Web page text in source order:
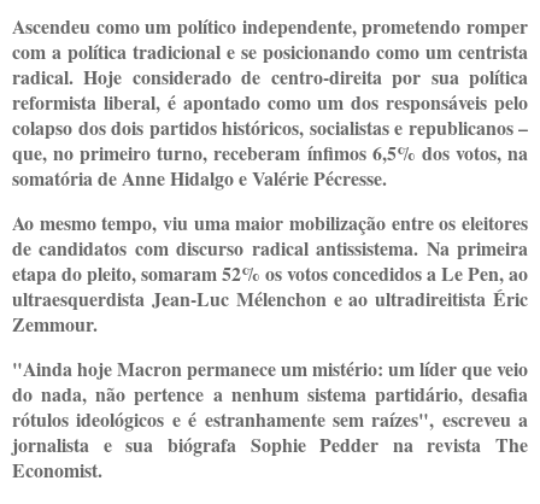
Ascendeu como um político independente, prometendo romper
com a política tradicional e se posicionando como um centrista
radical. Hoje considerado de centro-direita por sua política
reformista liberal, é apontado como um dos responsáveis pelo
colapso dos dois partidos históricos, socialistas e republicanos –
que, no primeiro turno, receberam ínfimos 6,5% dos votos, na
somatória de Anne Hidalgo e Valérie Pécresse.
Ao mesmo tempo, viu uma maior mobilização entre os eleitores
de candidatos com discurso radical antissistema. Na primeira
etapa do pleito, somaram 52% os votos concedidos a Le Pen, ao
ultraesquerdista Jean-Luc Mélenchon e ao ultradireitista Éric
Zemmour.
"Ainda hoje Macron permanece um mistério: um líder que veio
do nada, não pertence a nenhum sistema partidário, desafia
rótulos ideológicos e é estranhamente sem raízes", escreveu a
jornalista e sua biógrafa Sophie Pedder na revista The
Economist.